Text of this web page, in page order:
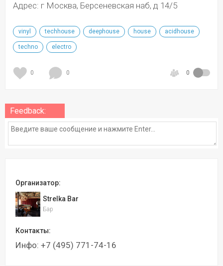
Адрес: г Москва, Берсеневская наб, д 14/5
vinyl techhouse deephouse house acidhouse
techno electro
0 0 0
Feedback:
Организатор:
Strelka Bar
Бар
Контакты:
Инфо: +7 (495) 771-74-16